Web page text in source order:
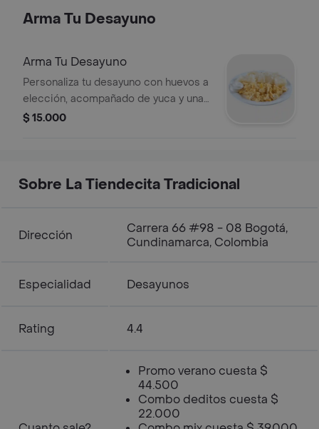
Arma Tu Desayuno
Arma Tu Desayuno
Personaliza tu desayuno con huevos a
elección, acompañado de yuca y una
porción de crema.
$ 15.000
Sobre La Tiendecita Tradicional
Dirección
Carrera 66 #98 - 08 Bogotá,
Cundinamarca, Colombia
Especialidad Desayunos
Rating 4.4
Promo verano cuesta $
44.500
Combo deditos cuesta $
22.000